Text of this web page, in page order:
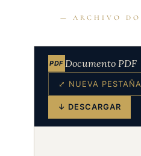
PDF Documento PDF
⤢ NUEVA PESTAÑA
↓ DESCARGAR